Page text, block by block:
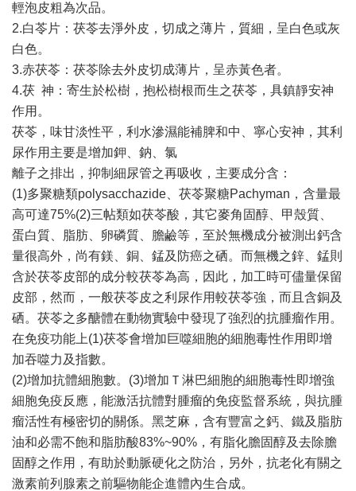
輕泡皮粗為次品。
2.白苓片：茯苓去淨外皮，切成之薄片，質細，呈白色或灰
白色。
3.赤茯苓：茯苓除去外皮切成薄片，呈赤黃色者。
4.茯 神：寄生於松樹，抱松樹根而生之茯苓，具鎮靜安神
作用。
茯苓，味甘淡性平，利水滲濕能補脾和中、寧心安神，其利
尿作用主要是增加鉀、鈉、氯
離子之排出，抑制細尿管之再吸收，主要成分含：
(1)多聚糖類polysacchazide、茯苓聚糖Pachyman，含量最
高可達75%(2)三帖類如茯苓酸，其它麥角固醇、甲殼質、
蛋白質、脂肪、卵磷質、膽鹼等，至於無機成分被測出鈣含
量很高外，尚有鎂、銅、錳及防癌之硒。而無機之鋅、錳則
含於茯苓皮部的成分較茯苓為高，因此，加工時可儘量保留
皮部，然而，一般茯苓皮之利尿作用較茯苓強，而且含銅及
硒。茯苓之多醣體在動物實驗中發現了強烈的抗腫瘤作用。
在免疫功能上(1)茯苓會增加巨噬細胞的細胞毒性作用即增
加吞噬力及指數。
(2)增加抗體細胞數。(3)增加Ｔ淋巴細胞的細胞毒性即增強
細胞免疫反應，能激活抗體對腫瘤的免疫監督系統，與抗腫
瘤活性有極密切的關係。黑芝麻，含有豐富之鈣、鐵及脂肪
油和必需不飽和脂肪酸83%~90%，有脂化膽固醇及去除膽
固醇之作用，有助於動脈硬化之防治，另外，抗老化有關之
激素前列腺素之前驅物能企進體內生合成。